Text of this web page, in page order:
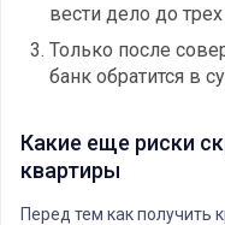
вести дело до
Только после
банк обратится в
Какие еще риски
квартиры
Перед тем как получить